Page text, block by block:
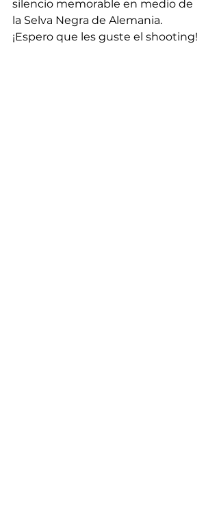
silencio memorable en medio de
la Selva Negra de Alemania.
¡Espero que les guste el shooting!